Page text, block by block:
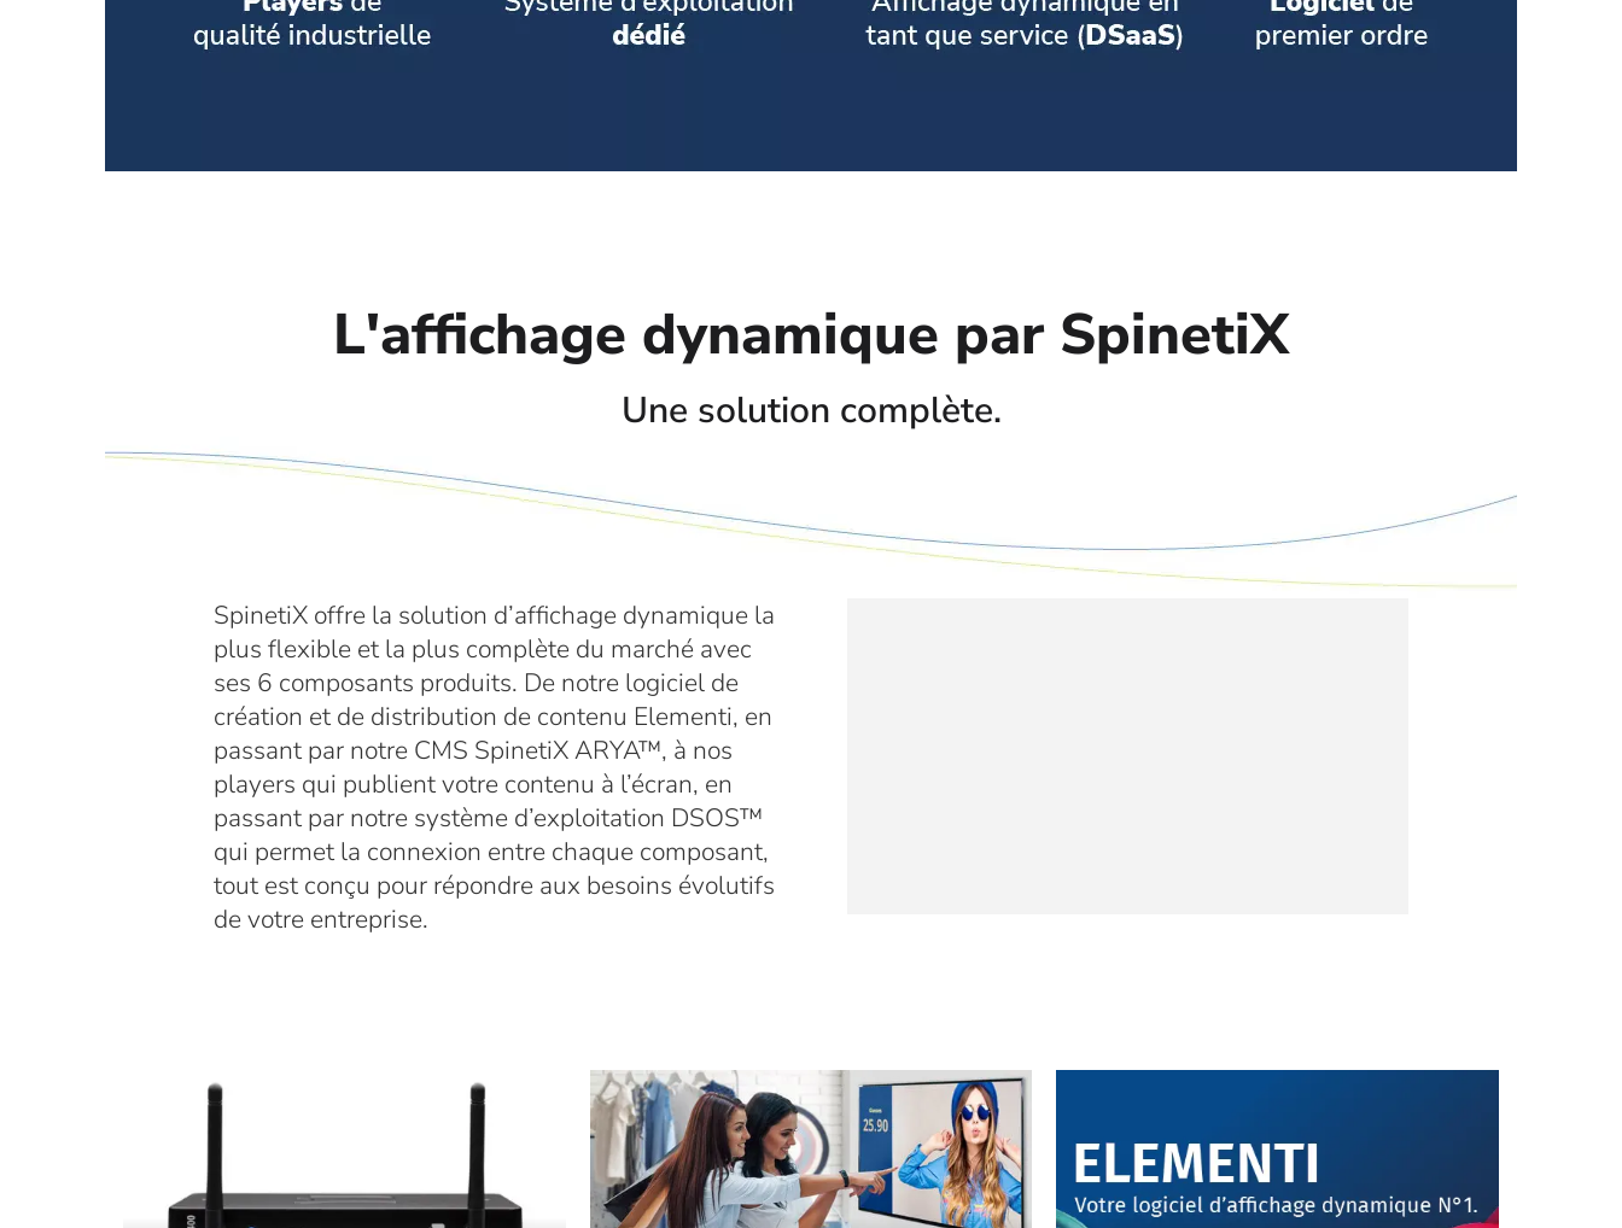
L'affichage dynamique par SpinetiX
Une solution complète.
SpinetiX offre la solution d’affichage dynamique la
plus flexible et la plus complète du marché avec
ses 6 composants produits. De notre logiciel de
création et de distribution de contenu Elementi, en
passant par notre CMS SpinetiX ARYA™, à nos
players qui publient votre contenu à l’écran, en
passant par notre système d’exploitation DSOS™
qui permet la connexion entre chaque composant,
tout est conçu pour répondre aux besoins évolutifs
de votre entreprise.